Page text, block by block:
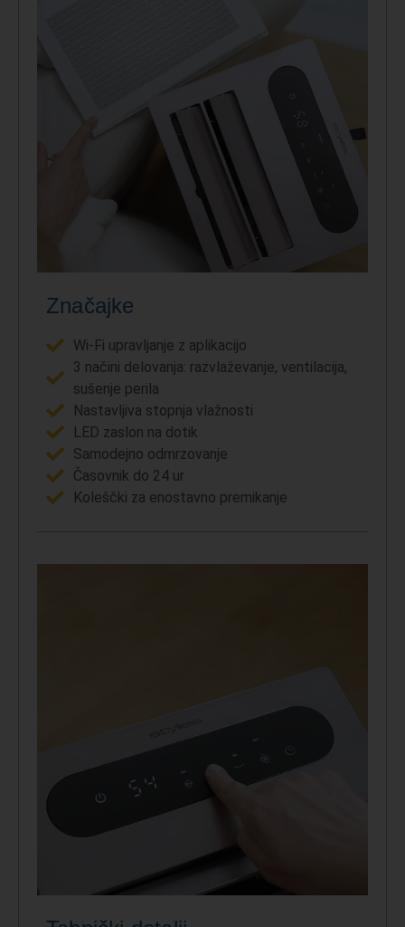
Značajke
Wi-Fi upravljanje z aplikacijo
3 načini delovanja: razvlaževanje, ventilacija,
sušenje perila
Nastavljiva stopnja vlažnosti
LED zaslon na dotik
Samodejno odmrzovanje
Časovnik do 24 ur
Koleščki za enostavno premikanje